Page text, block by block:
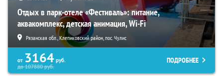
Отдых в парк-отеле «Фестиваль»: питание,
аквакомплекс, детская анимация, Wi-Fi
Рязанская обл., Клепиковский район, пос. Чулис
от 3164 руб.
до107880руб.
ПОДРОБНЕЕ